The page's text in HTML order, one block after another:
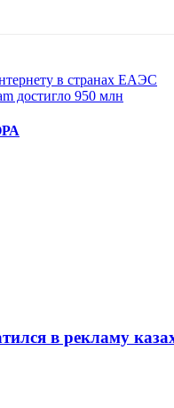
в странах ЕАЭС
достигло 950 млн
в рекламу